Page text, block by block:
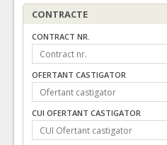
CONTRACTE
CONTRACT NR.
OFERTANT CASTIGATOR
CUI OFERTANT CASTIGATOR